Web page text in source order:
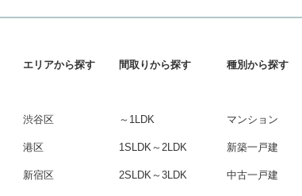
エリアから探す
渋谷区
港区
新宿区
間取りから探す
～1LDK
1SLDK～2LDK
2SLDK～3LDK
種別から探す
マンション
新築一戸建
中古一戸建